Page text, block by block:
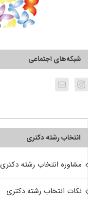
شبکه‌های اجتماعی
انتخاب رشته دکتری
مشاوره انتخاب رشته دکتری
نکات انتخاب رشته دکتری